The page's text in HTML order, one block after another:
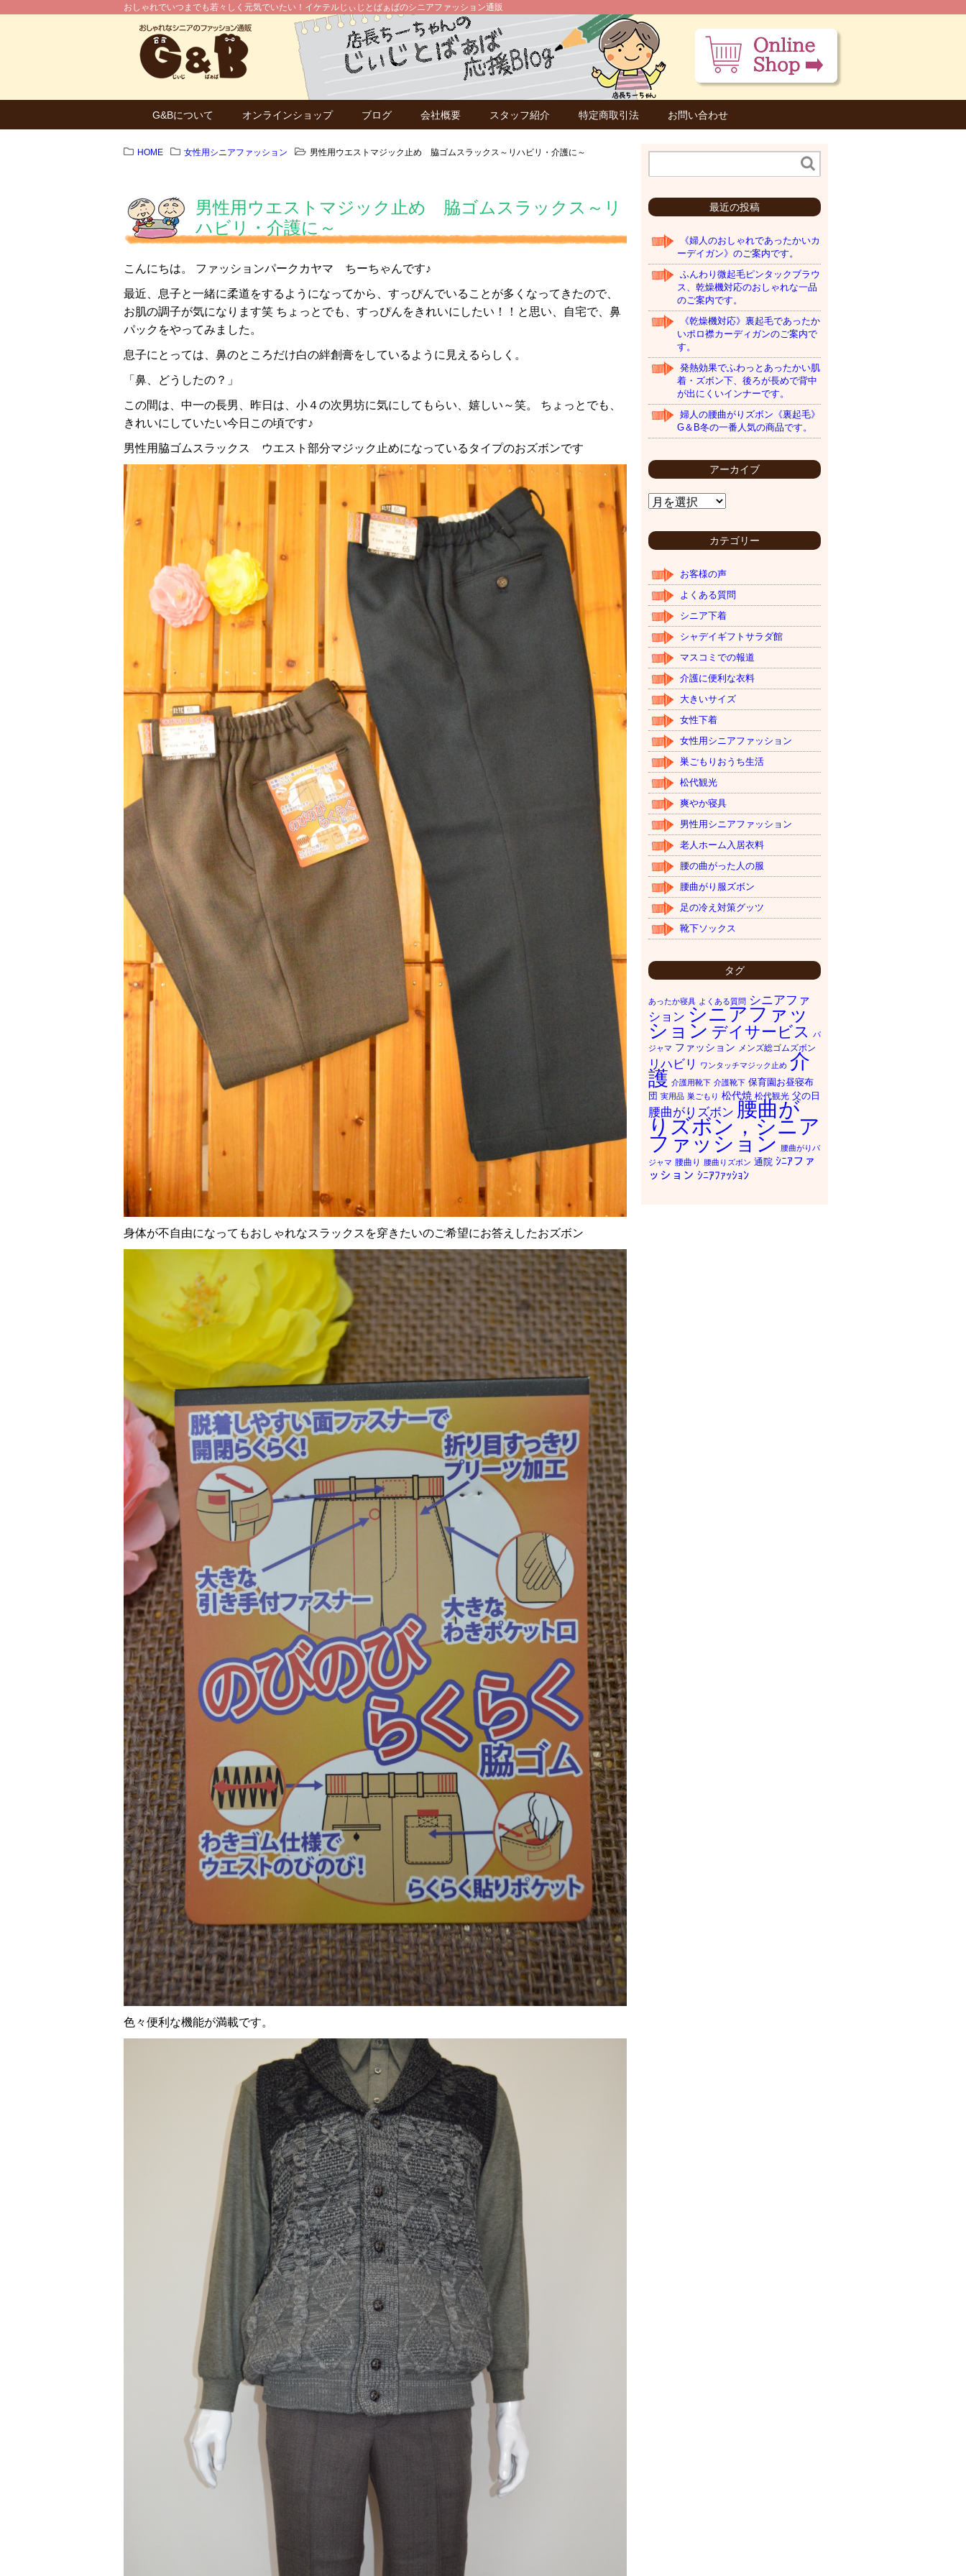
おしゃれでいつまでも若々しく元気でいたい！イケテルじぃじとばぁばのシニアファッション通販
G&Bについて オンラインショップ ブログ 会社概要 スタッフ紹介 特定商取引法 お問い合わせ
HOME 女性用シニアファッション 男性用ウエストマジック止め 脇ゴムスラックス～リハビリ・介護に～
男性用ウエストマジック止め 脇ゴムスラックス～リ
ハビリ・介護に～
こんにちは。 ファッションパークカヤマ ちーちゃんです♪
最近、息子と一緒に柔道をするようになってから、すっぴんでいることが多くなってきたので、
お肌の調子が気になります笑 ちょっとでも、すっぴんをきれいにしたい！！と思い、自宅で、鼻
パックをやってみました。
息子にとっては、鼻のところだけ白の絆創膏をしているように見えるらしく。
「鼻、どうしたの？」
この間は、中一の長男、昨日は、小４の次男坊に気にしてもらい、嬉しい～笑。 ちょっとでも、
きれいにしていたい今日この頃です♪
男性用脇ゴムスラックス ウエスト部分マジック止めになっているタイプのおズボンです
身体が不自由になってもおしゃれなスラックスを穿きたいのご希望にお答えしたおズボン
色々便利な機能が満載です。
最近の投稿
《婦人のおしゃれであったかいカ
ーデイガン》のご案内です。
ふんわり微起毛ピンタックブラウ
ス、乾燥機対応のおしゃれな一品
のご案内です。
《乾燥機対応》裏起毛であったか
いポロ襟カーディガンのご案内で
す。
発熱効果でふわっとあったかい肌
着・ズボン下、後ろが長めで背中
が出にくいインナーです。
婦人の腰曲がりズボン《裏起毛》
G＆B冬の一番人気の商品です。
アーカイブ
ア
ー
イ
ブ
カテゴリー
お客様の声
よくある質問
シニア下着
シャデイギフトサラダ館
マスコミでの報道
介護に便利な衣料
大きいサイズ
女性下着
女性用シニアファッション
巣ごもりおうち生活
松代観光
爽やか寝具
男性用シニアファッション
老人ホーム入居衣料
腰の曲がった人の服
腰曲がり服ズボン
足の冷え対策グッツ
靴下ソックス
タグ
あったか寝具 よくある質問 シニアファ
ション シニアファッ
ション デイサービス
パ
ジャマ ファッション メンズ総ゴムズボン
リハビリ ワンタッチマジック止め 介
護 介護用靴下 介護靴下 保育園お昼寝布
団 実用品 巣ごもり 松代焼 松代観光 父の日
腰曲がりズボン 腰曲が
りズボン，シニア
ファッション
腰曲がりパ
ジャマ 腰曲り 腰曲りズボン 通院 ｼﾆｱファ
ッション ｼﾆｱﾌｧｯｼｮﾝ